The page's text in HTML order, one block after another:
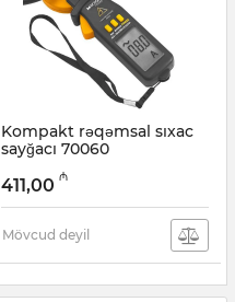
Kompakt rəqəmsal sıxac
sayğacı 70060
Artikul: 003001384
411,00 ₼
Mövcud deyil